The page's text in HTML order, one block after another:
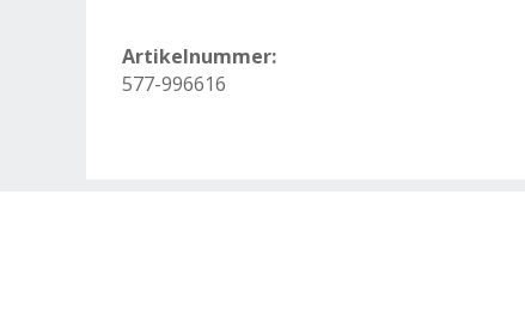
Artikelnummer:
577-996616